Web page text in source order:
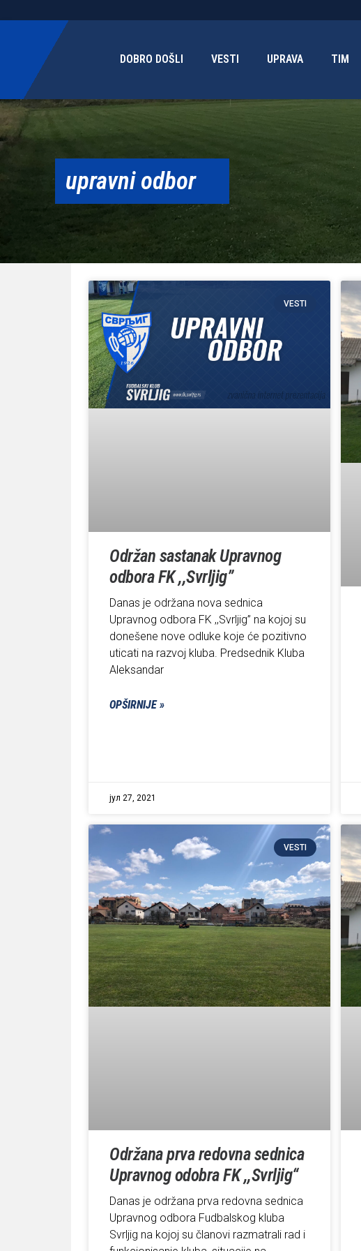
DOBRO DOŠLI VESTI UPRAVA TIM
upravni odbor
VESTI
Održan sastanak Upravnog
odbora FK ,,Svrljig”
Danas je održana nova sednica
Upravnog odbora FK ,,Svrljig” na kojoj su
donešene nove odluke koje će pozitivno
uticati na razvoj kluba. Predsednik Kluba
Aleksandar
OPŠIRNIJE »
јул 27, 2021
VESTI
Održana prva redovna sednica
Upravnog odobra FK ,,Svrljig“
Danas je održana prva redovna sednica
Upravnog odbora Fudbalskog kluba
Svrljig na kojoj su članovi razmatrali rad i